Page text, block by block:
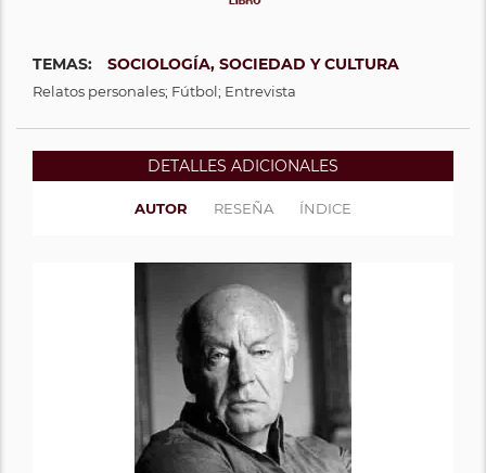
TEMAS: SOCIOLOGÍA, SOCIEDAD Y CULTURA
Relatos personales; Fútbol; Entrevista
DETALLES ADICIONALES
AUTOR RESEÑA ÍNDICE